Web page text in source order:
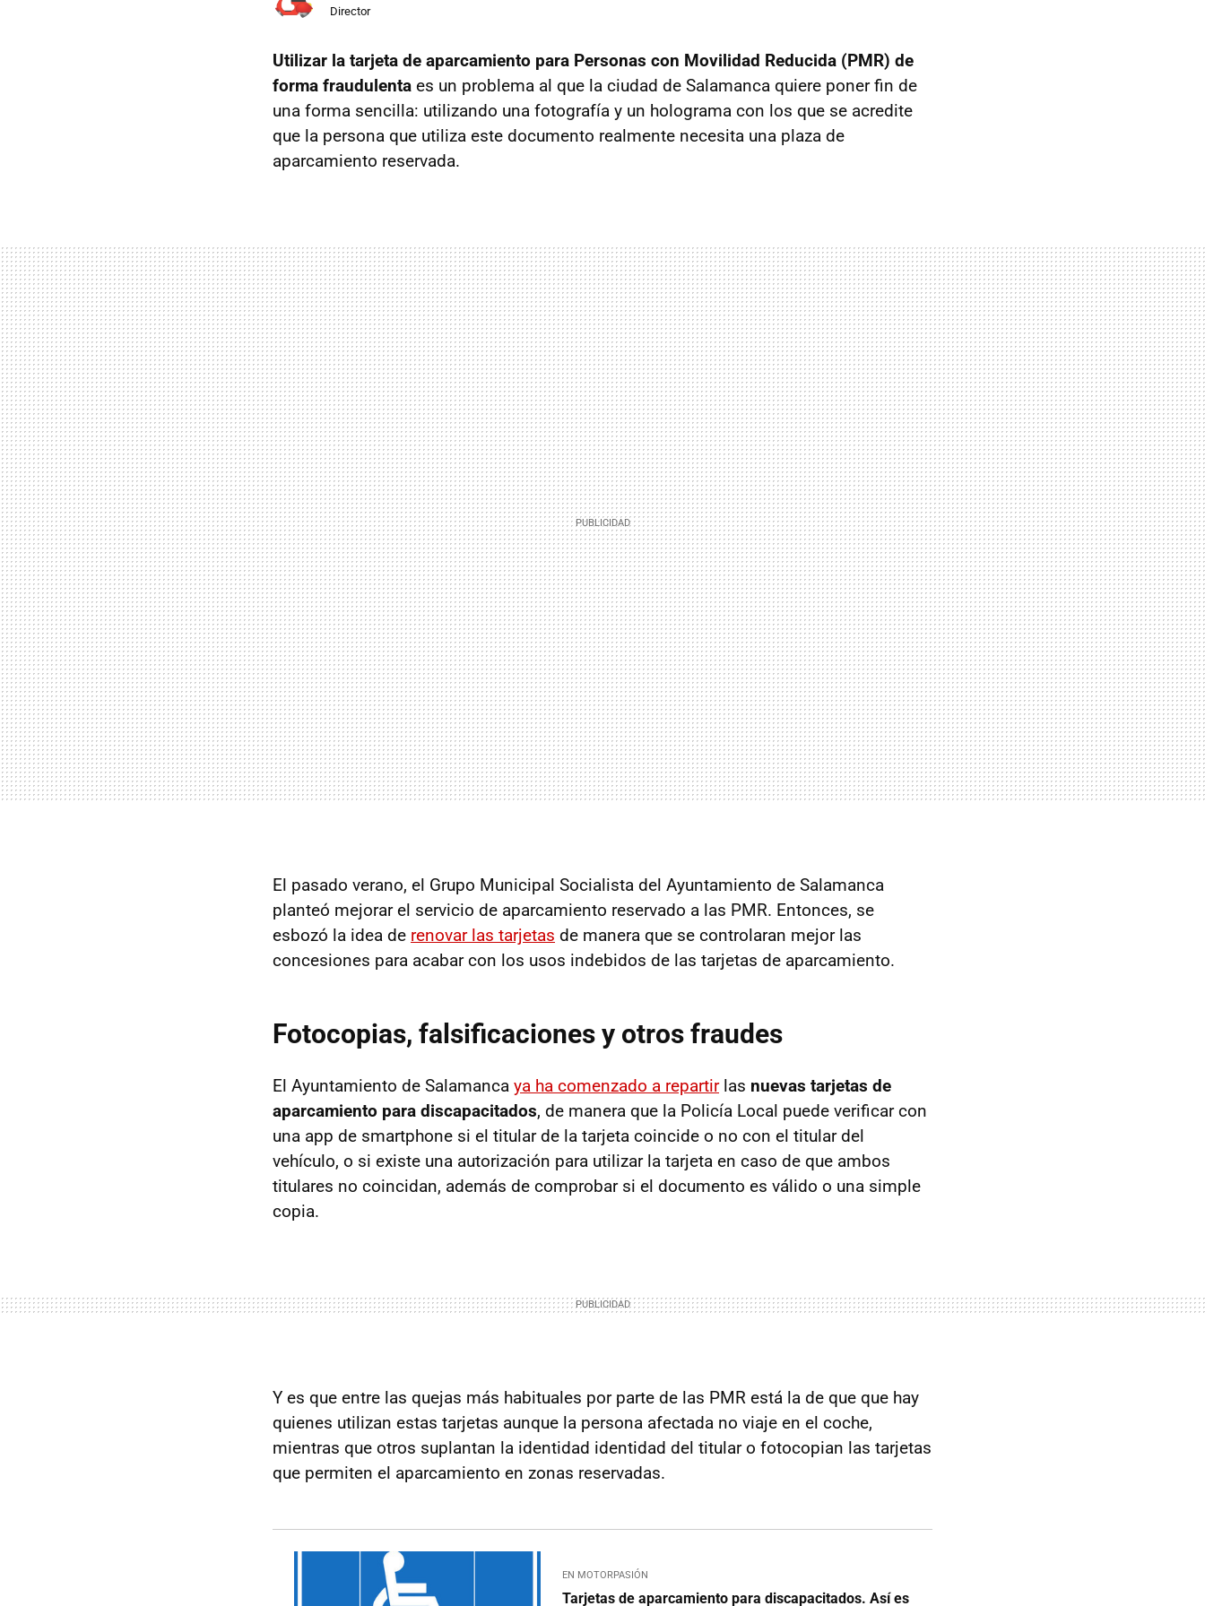
Director
Utilizar la tarjeta de aparcamiento para Personas con Movilidad Reducida (PMR) de
forma fraudulenta es un problema al que la ciudad de Salamanca quiere poner fin de
una forma sencilla: utilizando una fotografía y un holograma con los que se acredite
que la persona que utiliza este documento realmente necesita una plaza de
aparcamiento reservada.
El pasado verano, el Grupo Municipal Socialista del Ayuntamiento de Salamanca
planteó mejorar el servicio de aparcamiento reservado a las PMR. Entonces, se
esbozó la idea de renovar las tarjetas de manera que se controlaran mejor las
concesiones para acabar con los usos indebidos de las tarjetas de aparcamiento.
Fotocopias, falsificaciones y otros fraudes
El Ayuntamiento de Salamanca ya ha comenzado a repartirlas nuevas tarjetas de
aparcamiento para discapacitados, de manera que la Policía Local puede verificar con
una app de smartphone si el titular de la tarjeta coincide o no con el titular del
vehículo, o si existe una autorización para utilizar la tarjeta en caso de que ambos
titulares no coincidan, además de comprobar si el documento es válido o una simple
copia.
Y es que entre las quejas más habituales por parte de las PMR está la de que que hay
quienes utilizan estas tarjetas aunque la persona afectada no viaje en el coche,
mientras que otros suplantan la identidad identidad del titular o fotocopian las tarjetas
que permiten el aparcamiento en zonas reservadas.
EN MOTORPASIÓN
Tarjetas de aparcamiento para discapacitados. Así es